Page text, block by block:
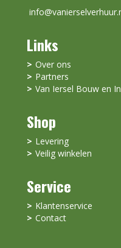
Links
Over ons
Partners
Van Iersel Bouw en
Shop
Levering
Veilig winkelen
Service
Klantenservice
Contact